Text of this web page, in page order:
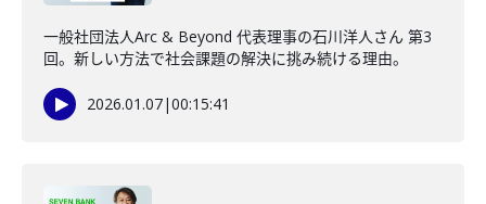
一般社団法人Arc & Beyond 代表理事の石川洋人さん 第3
回。新しい方法で社会課題の解決に挑み続ける理由。
2026.01.07|00:15:41